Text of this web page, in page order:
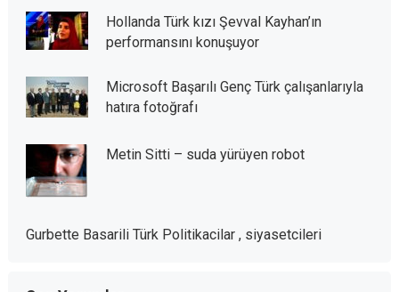
Hollanda Türk kızı Şevval Kayhan’ın
performansını konuşuyor
Microsoft Başarılı Genç Türk çalışanlarıyla
hatıra fotoğrafı
Metin Sitti – suda yürüyen robot
Gurbette Basarili Türk Politikacilar , siyasetcileri